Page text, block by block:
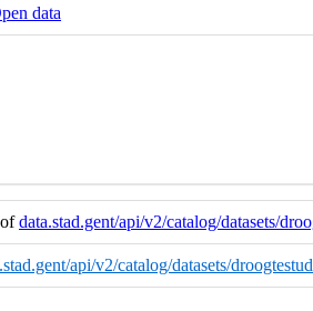
data
data.stad.gent/api/v2/catalog/datasets/
api/v2/catalog/datasets/